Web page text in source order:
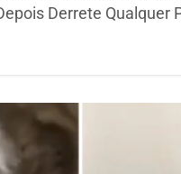
Derrete Qualquer